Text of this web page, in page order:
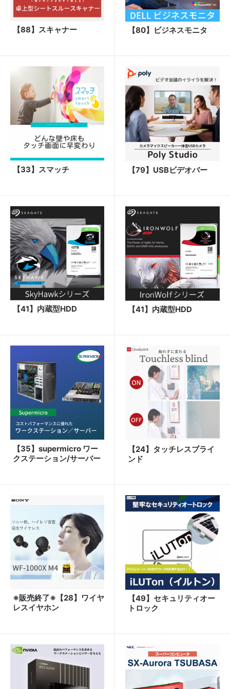
【88】スキャナー 【80】ビジネスモニタ
【33】スマッチ 【79】USBビデオバー
【41】内蔵型HDD 【41】内蔵型HDD
【35】supermicro ワー
クステーション/サーバー
【24】タッチレスブライ
ンド
※販売終了※【28】ワイヤ
レスイヤホン
【49】セキュリティオー
トロック